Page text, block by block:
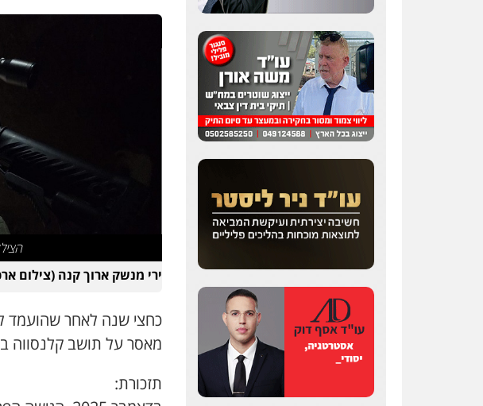
ירי מנשק ארוך קנה (צילום
מאסר על תושב קלנסווה
תזכורת: